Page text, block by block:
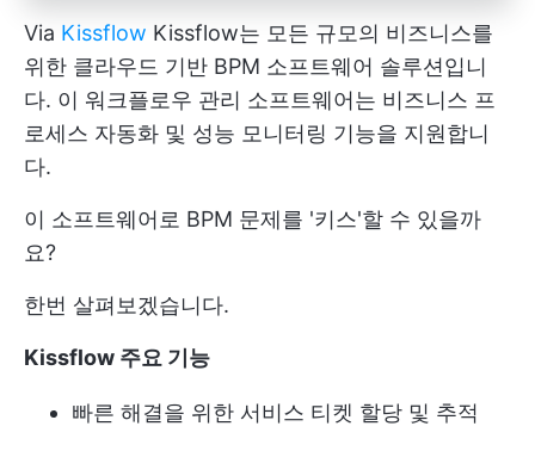
Via Kissflow Kissflow는 모든 규모의 비즈니스를
위한 클라우드 기반 BPM 소프트웨어 솔루션입니
다. 이 워크플로우 관리 소프트웨어는 비즈니스 프
로세스 자동화 및 성능 모니터링 기능을 지원합니
다.
이 소프트웨어로 BPM 문제를 '키스'할 수 있을까
요?
한번 살펴보겠습니다.
Kissflow 주요 기능
빠른 해결을 위한 서비스 티켓 할당 및 추적